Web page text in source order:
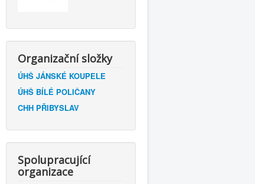
Organizační složky
ÚHŠ JÁNSKÉ KOUPELE
ÚHŠ BÍLÉ POLIČANY
CHH PŘIBYSLAV
Spolupracující
organizace